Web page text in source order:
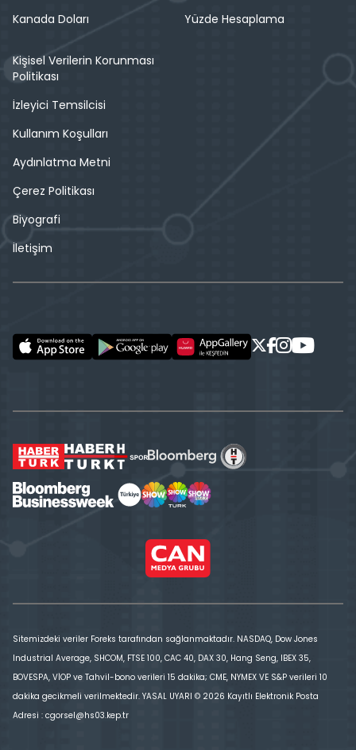
Kanada Doları
Yüzde Hesaplama
Kişisel Verilerin Korunması
Politikası
İzleyici Temsilcisi
Kullanım Koşulları
Aydınlatma Metni
Çerez Politikası
Biyografi
İletişim
Sitemizdeki veriler Foreks tarafından sağlanmaktadır. NASDAQ, Dow Jones
Industrial Average, SHCOM, FTSE 100, CAC 40, DAX 30, Hang Seng, IBEX 35,
BOVESPA, VİOP ve Tahvil-bono verileri 15 dakika; CME, NYMEX VE S&P verileri 10
dakika gecikmeli verilmektedir. YASAL UYARI © 2026 Kayıtlı Elektronik Posta
Adresi : cgorsel@hs03.kep.tr